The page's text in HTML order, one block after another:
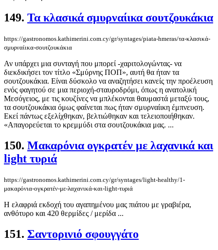
149. Τα κλασικά σμυρναίικα σουτζουκάκια
https://gastronomos.kathimerini.com.cy/gr/syntages/piata-hmeras/τα-κλασικά-
σμυρναίικα-σουτζουκάκια
Αν υπάρχει μια συνταγή που μπορεί -χαριτολογώντας- να
διεκδικήσει τον τίτλο «Σμύρνης ΠΟΠ», αυτή θα ήταν τα
σουτζουκάκια. Είναι δύσκολο να αναζητήσει κανείς την προέλευση
ενός φαγητού σε μια περιοχή-σταυροδρόμι, όπως η ανατολική
Μεσόγειος, με τις κουζίνες να μπλέκονται θαυμαστά μεταξύ τους,
τα σουτζουκάκια όμως φαίνεται πως ήταν σμυρναίικη έμπνευση.
Εκεί πάντως εξελίχθηκαν, βελτιώθηκαν και τελειοποιήθηκαν.
«Απαγορεύεται το κρεμμύδι στα σουτζουκάκια μας. ...
150. Μακαρόνια ογκρατέν με λαχανικά και
light τυριά
https://gastronomos.kathimerini.com.cy/gr/syntages/light-healthy/1-
μακαρόνια-ογκρατέν-με-λαχανικά-και-light-τυριά
Η ελαφριά εκδοχή του αγαπημένου μας πιάτου με γραβιέρα,
ανθότυρο και 420 θερμίδες / μερίδα ...
151. Σαντορινιό σφουγγάτο